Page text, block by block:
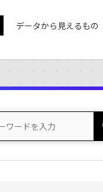
データから見えるもの